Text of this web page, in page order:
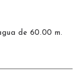
de 60.00 m.